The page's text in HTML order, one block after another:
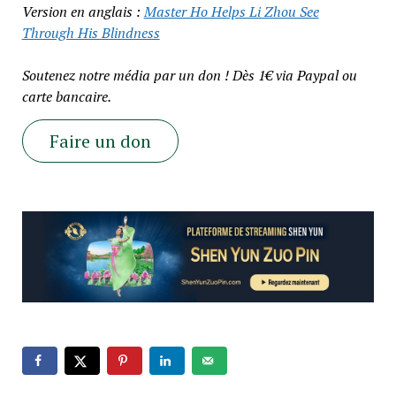
Version en anglais :Master Ho Helps Li Zhou See
Through His Blindness
Soutenez notre média par un don ! Dès 1€ via Paypal ou
carte bancaire.
Faire un don